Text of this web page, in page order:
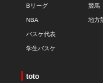
Bリーグ
NBA
バスケ代表
学生バスケ
競馬
地方
toto